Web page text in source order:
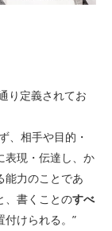
り定義されてお
、相手や目的・
表現・伝達し、か
能力のことであ
、書くことのすべ
付けられる。”